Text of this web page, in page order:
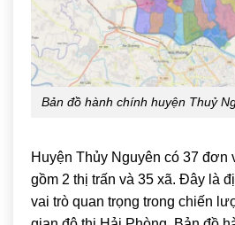
Bản đồ hành chính huyện Thuỷ
Huyện Thủy Nguyên có 37 đơn
gồm 2 thị trấn và 35 xã. Đây là
vai trò quan trọng trong chiến